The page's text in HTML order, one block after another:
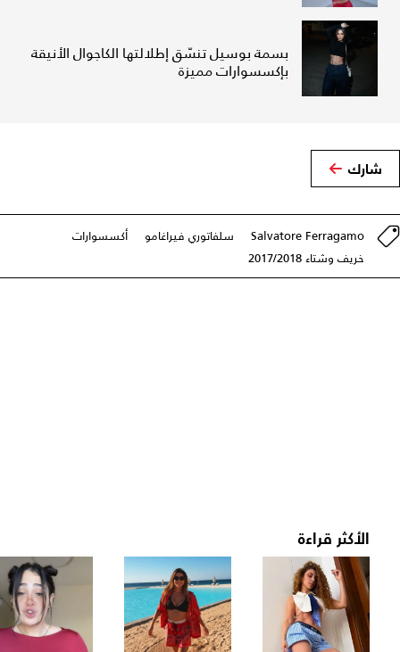
بسمة بوسيل تنسّق إطلالتها الكاجوال الأنيقة
بإكسسوارات مميزة
شارك
Salvatore Ferragamo سلفاتوري فيراغامو
أكسسوارات
خريف وشتاء 2017/2018
الأكثر قراءة